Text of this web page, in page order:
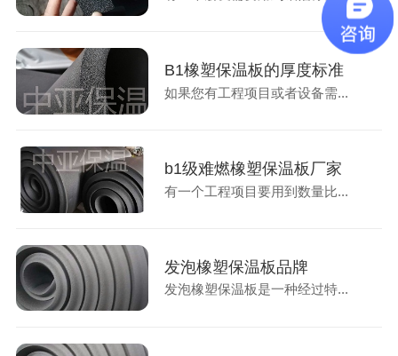
B1橡塑保温板的厚度标准
如果您有工程项目或者设备需...
b1级难燃橡塑保温板厂家
有一个工程项目要用到数量比...
发泡橡塑保温板品牌
发泡橡塑保温板是一种经过特...